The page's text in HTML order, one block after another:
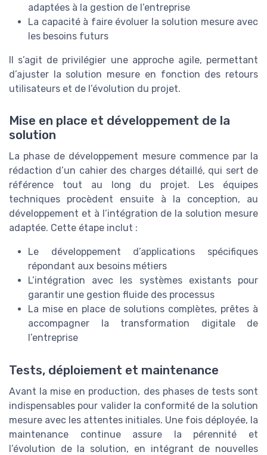
adaptées à la gestion de l’entreprise
La capacité à faire évoluer la solution mesure avec
les besoins futurs
Il s’agit de privilégier une approche agile, permettant
d’ajuster la solution mesure en fonction des retours
utilisateurs et de l’évolution du projet.
Mise en place et développement de la
solution
La phase de développement mesure commence par la
rédaction d’un cahier des charges détaillé, qui sert de
référence tout au long du projet. Les équipes
techniques procèdent ensuite à la conception, au
développement et à l’intégration de la solution mesure
adaptée. Cette étape inclut :
Le développement d’applications spécifiques
répondant aux besoins métiers
L’intégration avec les systèmes existants pour
garantir une gestion fluide des processus
La mise en place de solutions complètes, prêtes à
accompagner la transformation digitale de
l’entreprise
Tests, déploiement et maintenance
Avant la mise en production, des phases de tests sont
indispensables pour valider la conformité de la solution
mesure avec les attentes initiales. Une fois déployée, la
maintenance continue assure la pérennité et
l’évolution de la solution, en intégrant de nouvelles